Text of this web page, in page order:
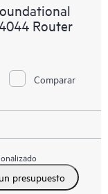
Router
Comparar
presupuesto